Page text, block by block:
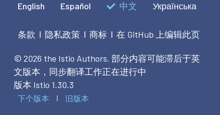
English Español 中文 Українська
条款 | 隐私政策 | 商标 | 在 GitHub 上编辑此页
© 2026 the Istio Authors. 部分内容可能滞后于英
文版本，同步翻译工作正在进行中
版本 Istio 1.30.3
下个版本 旧版本